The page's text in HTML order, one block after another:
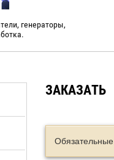
генераторы,
ЗАКАЗАТЬ